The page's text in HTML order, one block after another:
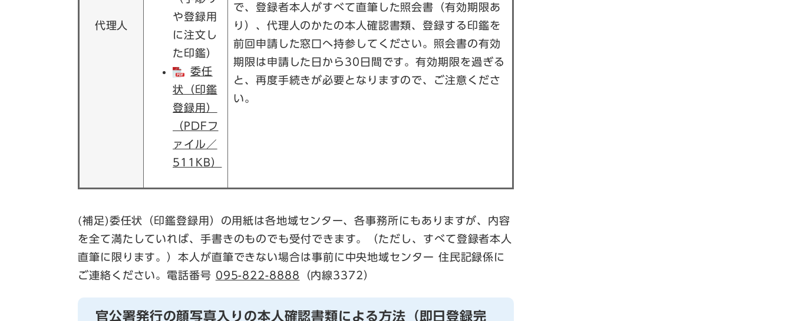
代理人
や登録用
に注文し
た印鑑）
委任
状（印鑑
登録用）
（PDFフ
ァイル／
511KB）
で、登録者本人がすべて直筆した照会書（有効期限あ
り）、代理人のかたの本人確認書類、登録する印鑑を
前回申請した窓口へ持参してください。照会書の有効
期限は申請した日から30日間です。有効期限を過ぎる
と、再度手続きが必要となりますので、ご注意くださ
い。
(補足)委任状（印鑑登録用）の用紙は各地域センター、各事務所にもありますが、内容
を全て満たしていれば、手書きのものでも受付できます。（ただし、すべて登録者本人
直筆に限ります。）本人が直筆できない場合は事前に中央地域センター 住民記録係に
ご連絡ください。電話番号 095-822-8888 （内線3372）
官公署発行の顔写真入りの本人確認書類による方法（即日登録完